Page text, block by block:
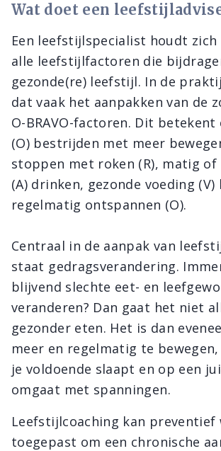
Wat doet een
Een leefstijlspecialist houdt zich
alle leefstijlfactoren die
gezonde(re) leefstijl. In de
dat vaak het aanpakken van de
O-BRAVO-factoren. Dit
(O) bestrijden met meer
stoppen met roken (R), matig of
(A) drinken, gezonde voeding (V)
regelmatig ontspannen (O).
Centraal in de aanpak van
staat gedragsverandering.
blijvend slechte eet- en
veranderen? Dan gaat het niet
gezonder eten. Het is dan
meer en regelmatig te
je voldoende slaapt en op een
omgaat met spanningen.
Leefstijlcoaching kan preventief
toegepast om een chronische